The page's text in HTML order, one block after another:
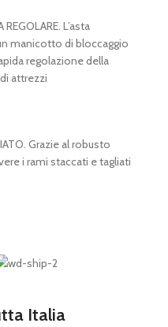
REGOLARE. L’asta
manicotto di bloccaggio
regolazione della
attrezzi
Grazie al robusto
i rami staccati e tagliati
Italia